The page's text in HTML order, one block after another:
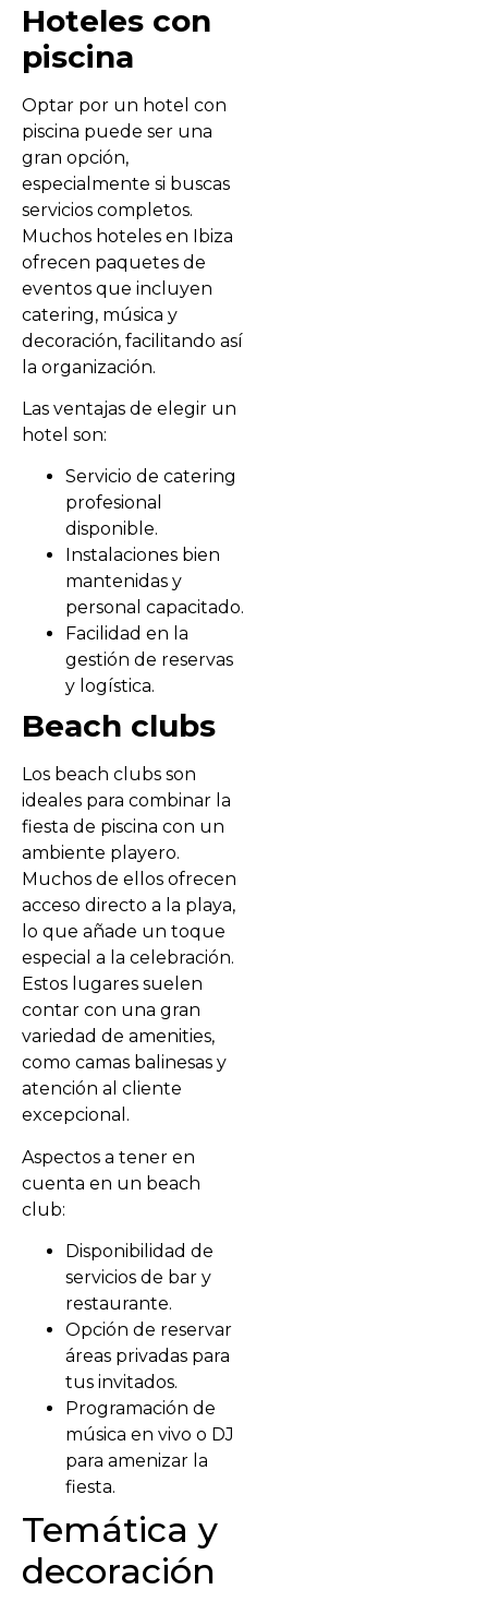
Hoteles con
piscina
Optar por un hotel con
piscina puede ser una
gran opción,
especialmente si buscas
servicios completos.
Muchos hoteles en Ibiza
ofrecen paquetes de
eventos que incluyen
catering, música y
decoración, facilitando así
la organización.
Las ventajas de elegir un
hotel son:
Servicio de catering
profesional
disponible.
Instalaciones bien
mantenidas y
personal capacitado.
Facilidad en la
gestión de reservas
y logística.
Beach clubs
Los beach clubs son
ideales para combinar la
fiesta de piscina con un
ambiente playero.
Muchos de ellos ofrecen
acceso directo a la playa,
lo que añade un toque
especial a la celebración.
Estos lugares suelen
contar con una gran
variedad de amenities,
como camas balinesas y
atención al cliente
excepcional.
Aspectos a tener en
cuenta en un beach
club:
Disponibilidad de
servicios de bar y
restaurante.
Opción de reservar
áreas privadas para
tus invitados.
Programación de
música en vivo o DJ
para amenizar la
fiesta.
Temática y
decoración